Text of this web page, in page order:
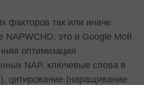
факторов так или иначе
NAPWCHD: это и Google Мой
оптимизация
NAP, ключевые слова в
цитирование (наращивание